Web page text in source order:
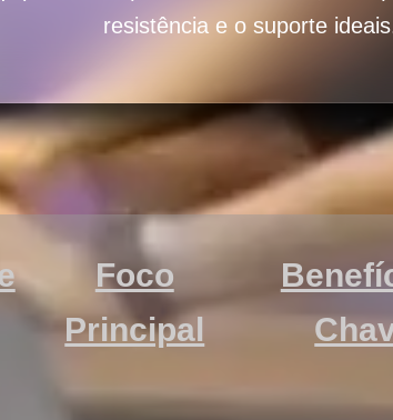
resistência e o suporte
Foco
Principal